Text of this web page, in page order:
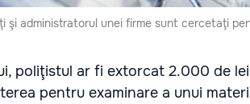
şi administratorul unei firme sunt cercetaţi
poliţistul ar fi extorcat 2.000 de
pentru examinare a unui